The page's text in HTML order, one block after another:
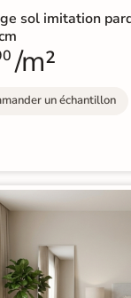
sol imitation
/m²
un échantillon